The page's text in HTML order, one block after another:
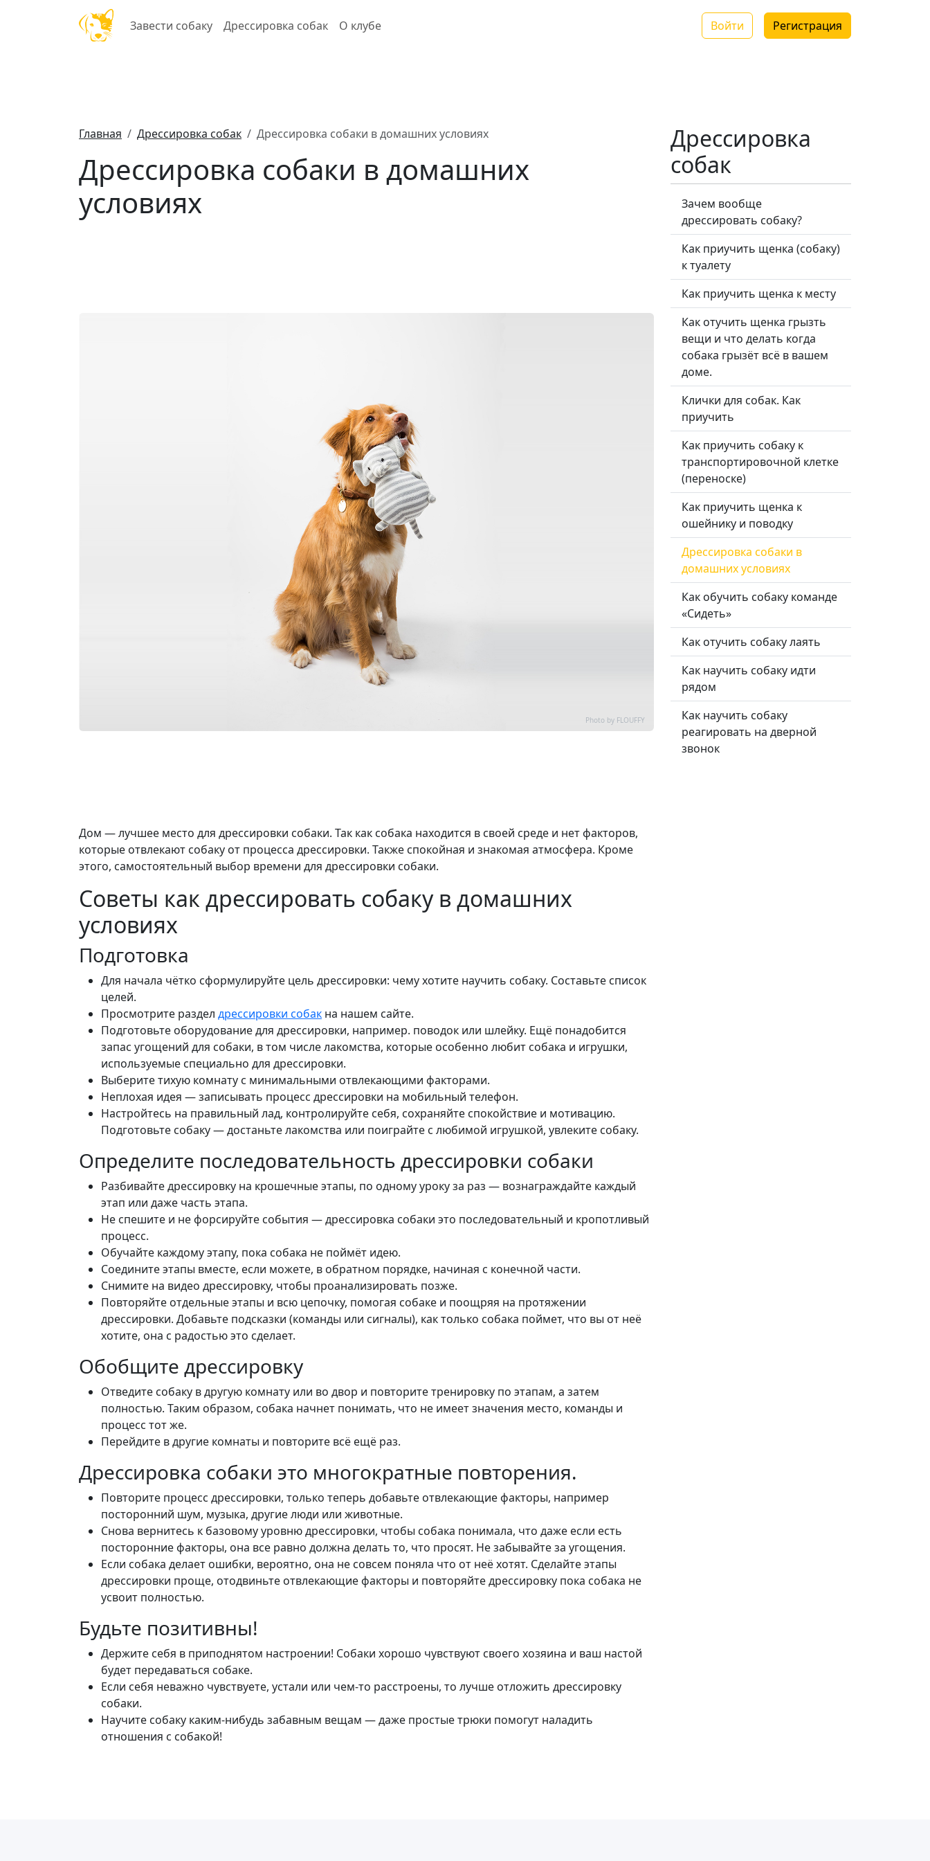
Завести собаку Дрессировка собак О клубе Войти Регистрация
Главная Дрессировка собак Дрессировка собаки в домашних условиях
Дрессировка собаки в домашних
условиях
Photo by FLOUFFY
Дом — лучшее место для дрессировки собаки. Так как собака находится в своей среде и нет факторов,
которые отвлекают собаку от процесса дрессировки. Также спокойная и знакомая атмосфера. Кроме
этого, самостоятельный выбор времени для дрессировки собаки.
Советы как дрессировать собаку в домашних
условиях
Подготовка
Для начала чётко сформулируйте цель дрессировки: чему хотите научить собаку. Составьте список
целей.
Просмотрите раздел дрессировки собак на нашем сайте.
Подготовьте оборудование для дрессировки, например. поводок или шлейку. Ещё понадобится
запас угощений для собаки, в том числе лакомства, которые особенно любит собака и игрушки,
используемые специально для дрессировки.
Выберите тихую комнату с минимальными отвлекающими факторами.
Неплохая идея — записывать процесс дрессировки на мобильный телефон.
Настройтесь на правильный лад, контролируйте себя, сохраняйте спокойствие и мотивацию.
Подготовьте собаку — достаньте лакомства или поиграйте с любимой игрушкой, увлеките собаку.
Определите последовательность дрессировки собаки
Разбивайте дрессировку на крошечные этапы, по одному уроку за раз — вознаграждайте каждый
этап или даже часть этапа.
Не спешите и не форсируйте события — дрессировка собаки это последовательный и кропотливый
процесс.
Обучайте каждому этапу, пока собака не поймёт идею.
Соедините этапы вместе, если можете, в обратном порядке, начиная с конечной части.
Снимите на видео дрессировку, чтобы проанализировать позже.
Повторяйте отдельные этапы и всю цепочку, помогая собаке и поощряя на протяжении
дрессировки. Добавьте подсказки (команды или сигналы), как только собака поймет, что вы от неё
хотите, она с радостью это сделает.
Обобщите дрессировку
Отведите собаку в другую комнату или во двор и повторите тренировку по этапам, а затем
полностью. Таким образом, собака начнет понимать, что не имеет значения место, команды и
процесс тот же.
Перейдите в другие комнаты и повторите всё ещё раз.
Дрессировка собаки это многократные повторения.
Повторите процесс дрессировки, только теперь добавьте отвлекающие факторы, например
посторонний шум, музыка, другие люди или животные.
Снова вернитесь к базовому уровню дрессировки, чтобы собака понимала, что даже если есть
посторонние факторы, она все равно должна делать то, что просят. Не забывайте за угощения.
Если собака делает ошибки, вероятно, она не совсем поняла что от неё хотят. Сделайте этапы
дрессировки проще, отодвиньте отвлекающие факторы и повторяйте дрессировку пока собака не
усвоит полностью.
Будьте позитивны!
Держите себя в приподнятом настроении! Собаки хорошо чувствуют своего хозяина и ваш настой
будет передаваться собаке.
Если себя неважно чувствуете, устали или чем-то расстроены, то лучше отложить дрессировку
собаки.
Научите собаку каким-нибудь забавным вещам — даже простые трюки помогут наладить
отношения с собакой!
Дрессировка
собак
Зачем вообще
дрессировать собаку?
Как приучить щенка (собаку)
к туалету
Как приучить щенка к месту
Как отучить щенка грызть
вещи и что делать когда
собака грызёт всё в вашем
доме.
Клички для собак. Как
приучить
Как приучить собаку к
транспортировочной клетке
(переноске)
Как приучить щенка к
ошейнику и поводку
Дрессировка собаки в
домашних условиях
Как обучить собаку команде
«Сидеть»
Как отучить собаку лаять
Как научить собаку идти
рядом
Как научить собаку
реагировать на дверной
звонок